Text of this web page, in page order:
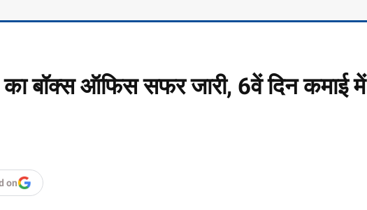
बॉक्स ऑफिस सफर जारी, 6वें दिन कमाई में
on